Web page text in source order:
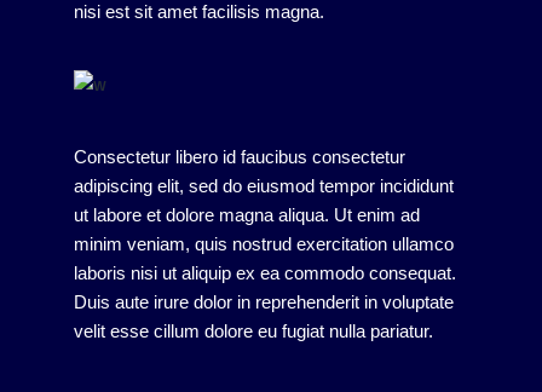
nisi est sit amet facilisis magna.
Consectetur libero id faucibus consectetur
adipiscing elit, sed do eiusmod tempor incididunt
ut labore et dolore magna aliqua. Ut enim ad
minim veniam, quis nostrud exercitation ullamco
laboris nisi ut aliquip ex ea commodo consequat.
Duis aute irure dolor in reprehenderit in voluptate
velit esse cillum dolore eu fugiat nulla pariatur.